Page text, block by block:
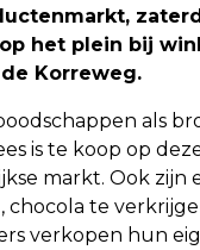
het plein bij
Korreweg.
als
is te koop op
markt. Ook zijn
chocola te
verkopen hun